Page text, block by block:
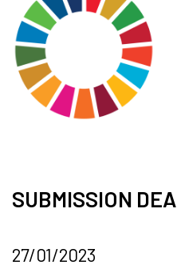
SUBMISSION
27/01/2023